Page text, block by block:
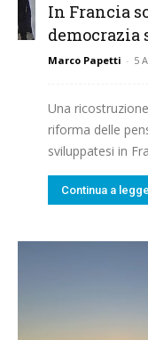
In Francia
democrazia
Marco Papetti - 5
Una
riforma delle
sviluppatesi in
Continua a